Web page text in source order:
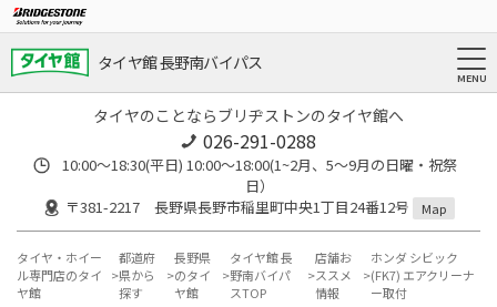
タイヤ館 長野南バイパス
タイヤのことならブリヂストンのタイヤ館へ
026-291-0288
10:00～18:30(平日) 10:00～18:00(1~2月、5～9月の日曜・祝祭
日）
〒381-2217 長野県長野市稲里町中央1丁目24番12号
Map
タイヤ・ホイー
ル専門店のタイ
ヤ館
都道府
県から
探す
長野県
のタイ
ヤ館
タイヤ館 長
野南バイパ
スTOP
店舗お
ススメ
情報
ホンダ シビック
(FK7) エアクリーナ
ー取付